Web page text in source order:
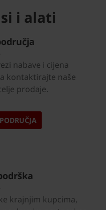
i alati
nabave i cijena
kontaktirajte naše
prodaje.
krajnjim kupcima,